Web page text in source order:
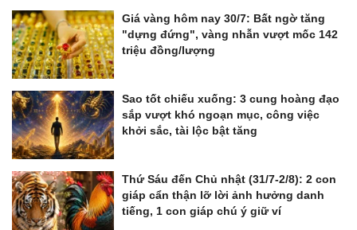
Giá vàng hôm nay 30/7: Bất ngờ tăng
"dựng đứng", vàng nhẫn vượt mốc 142
triệu đồng/lượng
Sao tốt chiếu xuống: 3 cung hoàng đạo
sắp vượt khó ngoạn mục, công việc
khởi sắc, tài lộc bật tăng
Thứ Sáu đến Chủ nhật (31/7-2/8): 2 con
giáp cẩn thận lỡ lời ảnh hưởng danh
tiếng, 1 con giáp chú ý giữ ví